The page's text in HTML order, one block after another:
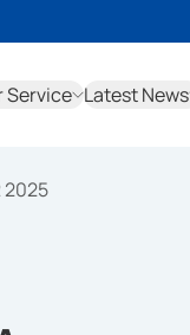
Service Latest News
2025